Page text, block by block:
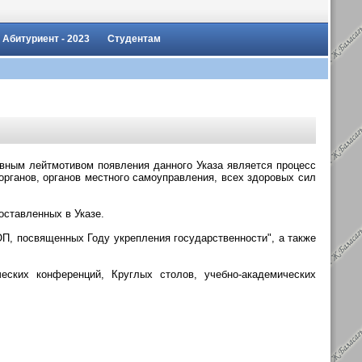
Абитуриент - 2023 Студентам
лейтмотивом появления данного Указа является процесс
органов местного самоуправления, всех здоровых сил
в Указе.
посвященных Году укрепления государственности", а также
конференций, Круглых столов, учебно-академических